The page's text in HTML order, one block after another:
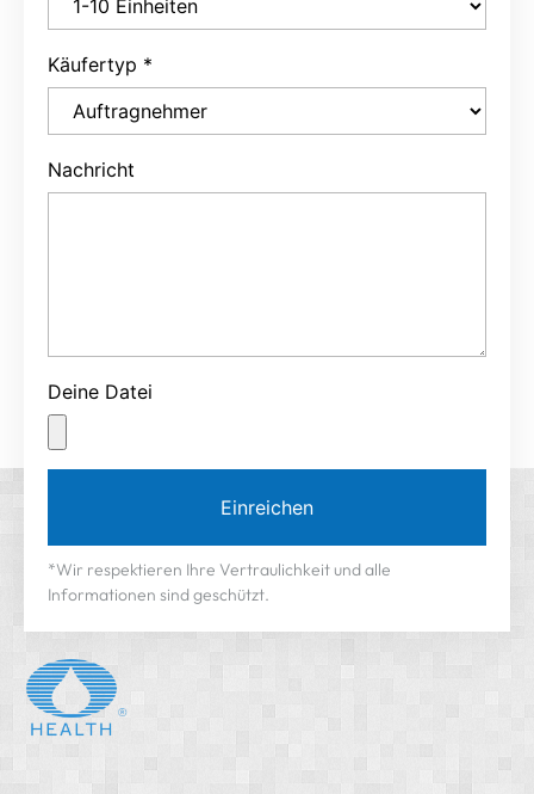
Käufertyp *
Nachricht
Deine Datei
Einreichen
*Wir respektieren Ihre Vertraulichkeit und alle
Informationen sind geschützt.